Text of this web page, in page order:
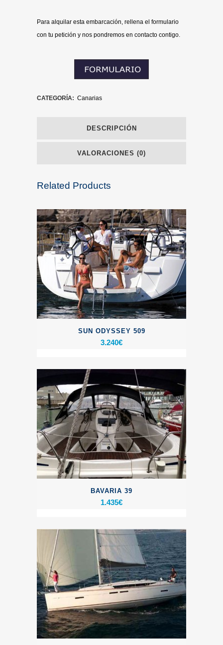
Para alquilar esta embarcación, rellena el formulario
con tu petición y nos pondremos en contacto contigo.
CATEGORÍA: Canarias
DESCRIPCIÓN
VALORACIONES (0)
Related Products
SUN ODYSSEY 509
3.240€
BAVARIA 39
1.435€